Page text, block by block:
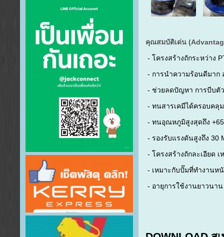
คุณสมบัติเด่น
- โครงสร้างถักระหว่าง
- การนำความร้อนดีมาก
- ช่วยลดปัญหา การบีบตั
- ทนสารเคมีได้ครอบคลุ
- ทนอุณหภูมิสูงสุดถึง
- รองรับแรงดันสูงถึง 30
- โครงสร้างถักละเอียด
- เหมาะกับปั๊มที่ทำงานห
- อายุการใช้งานยาวนา